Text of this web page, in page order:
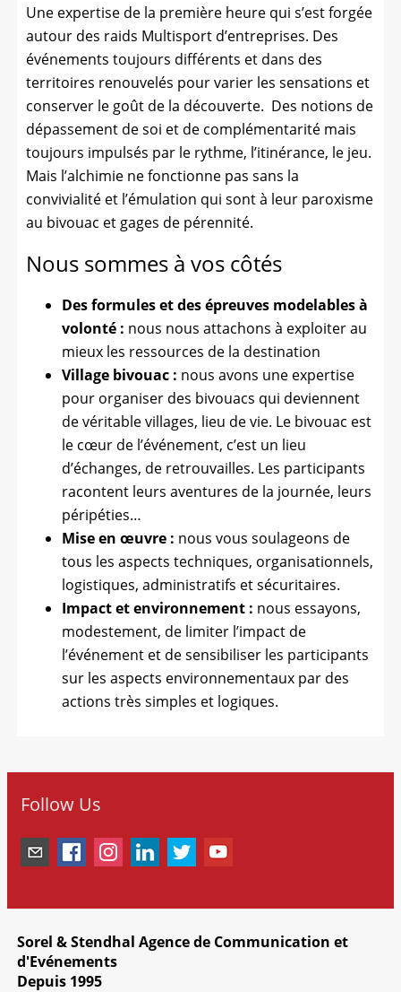
Une expertise de la première heure qui s’est forgée
autour des raids Multisport d’entreprises. Des
événements toujours différents et dans des
territoires renouvelés pour varier les sensations et
conserver le goût de la découverte. Des notions de
dépassement de soi et de complémentarité mais
toujours impulsés par le rythme, l’itinérance, le jeu.
Mais l’alchimie ne fonctionne pas sans la
convivialité et l’émulation qui sont à leur paroxisme
au bivouac et gages de pérennité.
Nous sommes à vos côtés
Des formules et des épreuves modelables à
volonté : nous nous attachons à exploiter au
mieux les ressources de la destination
Village bivouac : nous avons une expertise
pour organiser des bivouacs qui deviennent
de véritable villages, lieu de vie. Le bivouac est
le cœur de l’événement, c’est un lieu
d’échanges, de retrouvailles. Les participants
racontent leurs aventures de la journée, leurs
péripéties…
Mise en œuvre : nous vous soulageons de
tous les aspects techniques, organisationnels,
logistiques, administratifs et sécuritaires.
Impact et environnement : nous essayons,
modestement, de limiter l’impact de
l’événement et de sensibiliser les participants
sur les aspects environnementaux par des
actions très simples et logiques.
Follow Us
Sorel & Stendhal Agence de Communication et
d'Evénements
Depuis 1995